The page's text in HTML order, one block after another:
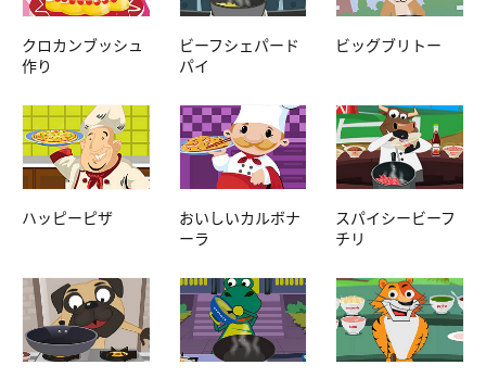
クロカンブッシュ
作り
ビーフシェパード
パイ
ビッグブリトー
ハッピーピザ
おいしいカルボナ
ーラ
スパイシービーフ
チリ